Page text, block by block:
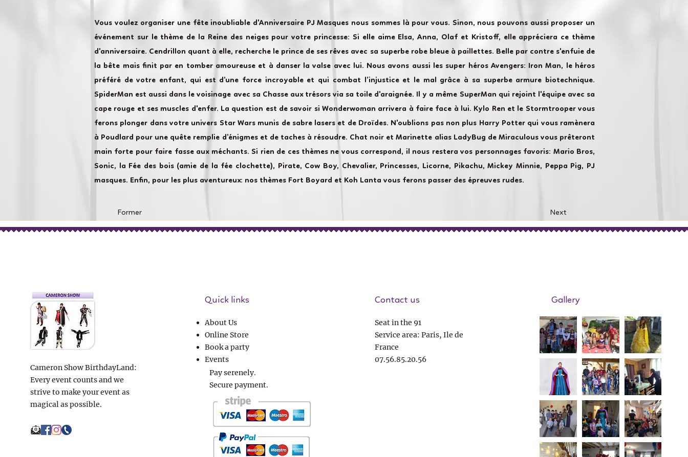
Vous voulez organiser une fête inoubliable d'Anniversaire PJ Masques nous sommes là pour vous. Sinon, nous pouvons aussi proposer un
événement sur le thème de la Reine des neiges pour votre princesse: Si elle aime Elsa, Anna, Olaf et Kristoff, elle appréciera ce thème
d'anniversaire. Cendrillon quant à elle, recherche le prince de ses rêves avec sa superbe robe bleue à paillettes. Belle par contre s'enfuie de
la bête mais finit par en tomber amoureuse et à danser la valse avec lui. Nous avons aussi les super héros Avengers: Iron Man, le héros
préféré de votre enfant, qui est d’une force incroyable et qui combat l’injustice et le mal grâce à sa superbe armure biotechnique.
SpiderMan est aussi dans le voisinage avec sa Chasse aux trésors via sa toile d'araignée. Il y a même SuperMan qui rejoint l'équipe avec sa
cape rouge et ses muscles d'enfer. La question est de savoir si Wonderwoman arrivera à faire face à lui. Kylo Ren et le Stormtrooper vous
ferons plonger dans votre univers Star Wars munis de sabre lasers et de Droïdes. N'oublions pas non plus Harry Potter qui vous ramènera
à Poudlard pour une quête remplie d’énigmes et de taches à résoudre. Chat noir et Marinette alias LadyBug de Miraculous vous prêteront
main forte pour faire fasse aux méchants. Si rien de ces thèmes ne vous correspond, il nous restera vos personnages favoris: Mario Bros,
Sonic, la Fée des bois (amie de la fée clochette), Pirate, Cow Boy, Chevalier, Princesses, Licorne, Pikachu, Mickey Minnie, Peppa Pig, PJ
masques. Enfin, pour les plus aventureux: nos thèmes Fort Boyard et Koh Lanta vous ferons passer des épreuves rudes.
Former Next
Cameron Show BirthdayLand:
Every event counts and we
strive to make your event as
magical as possible.
Quick links
About Us
Online Store
Book a party
Events
Pay serenely.
Secure payment.
Contact us
Seat in the 91
Service area: Paris, Ile de
France
07.56.85.20.56
Gallery